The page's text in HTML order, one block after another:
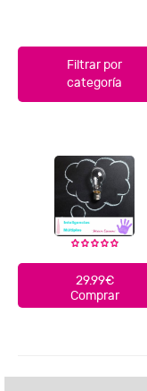
Filtrar por
categoría
29.99€
Comprar